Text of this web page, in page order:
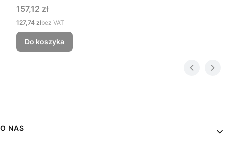
Cena
157,12 zł
Cena
127,74 złbez VAT
Do koszyka
Linki w stopce
O NAS